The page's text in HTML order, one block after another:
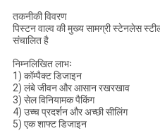
तकनीकी विवरण
पिस्टन वाल्व की मुख्य सामग्री स्टेनलेस
संचालित है
निम्नलिखित लाभः
1) कॉम्पैक्ट डिजाइन
2) लंबे जीवन और आसान रखरखाव
3) सेल विनियामक पैकिंग
4) उच्च प्रदर्शन और अच्छी सीलिंग
5) एक शाफ्ट डिजाइन